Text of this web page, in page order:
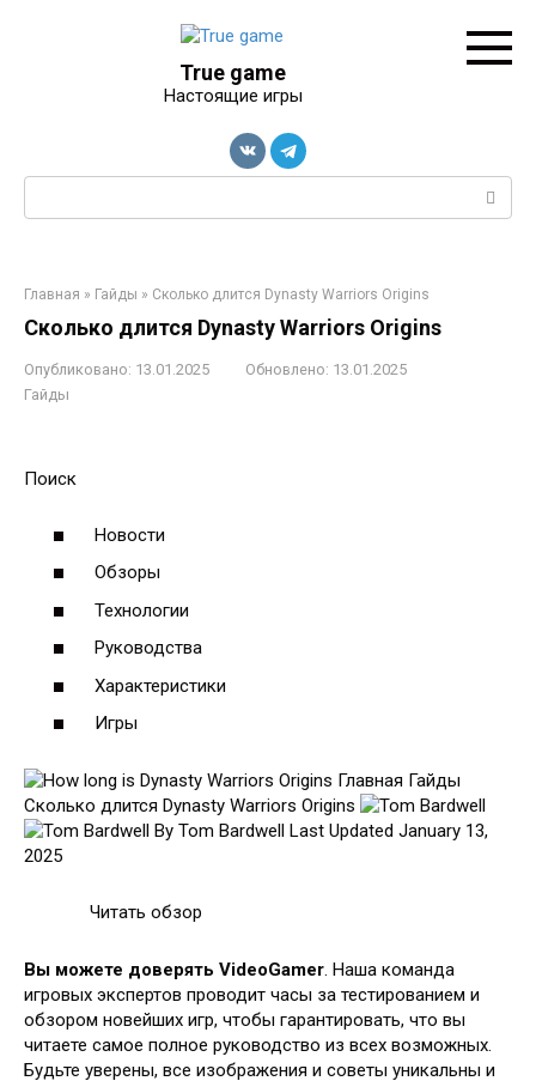
True game
Настоящие игры
Поиск:
Главная » Гайды » Сколько длится Dynasty Warriors Origins
Сколько длится Dynasty Warriors Origins
Опубликовано: 13.01.2025 Обновлено: 13.01.2025
Гайды
Поиск
Новости
Обзоры
Технологии
Руководства
Характеристики
Игры
Главная Гайды
Сколько длится Dynasty Warriors Origins
By Tom Bardwell Last Updated January 13,
2025
Читать обзор
Вы можете доверять VideoGamer . Наша команда
игровых экспертов проводит часы за тестированием и
обзором новейших игр, чтобы гарантировать, что вы
читаете самое полное руководство из всех возможных.
Будьте уверены, все изображения и советы уникальны и